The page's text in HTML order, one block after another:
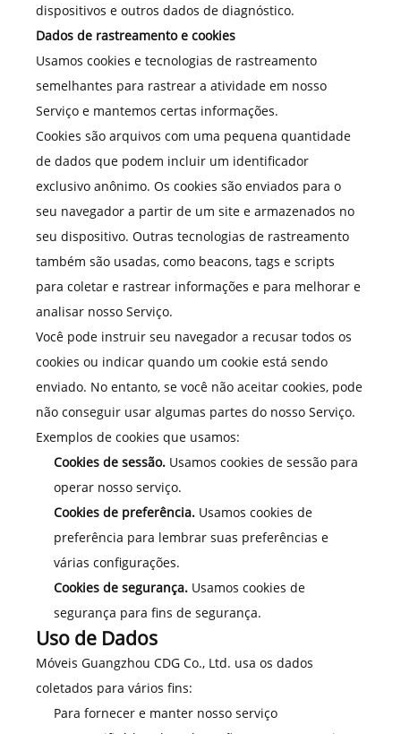
dispositivos e outros dados de diagnóstico.
Dados de rastreamento e cookies
Usamos cookies e tecnologias de rastreamento
semelhantes para rastrear a atividade em nosso
Serviço e mantemos certas informações.
Cookies são arquivos com uma pequena quantidade
de dados que podem incluir um identificador
exclusivo anônimo. Os cookies são enviados para o
seu navegador a partir de um site e armazenados no
seu dispositivo. Outras tecnologias de rastreamento
também são usadas, como beacons, tags e scripts
para coletar e rastrear informações e para melhorar e
analisar nosso Serviço.
Você pode instruir seu navegador a recusar todos os
cookies ou indicar quando um cookie está sendo
enviado. No entanto, se você não aceitar cookies, pode
não conseguir usar algumas partes do nosso Serviço.
Exemplos de cookies que usamos:
Cookies de sessão. Usamos cookies de sessão para
operar nosso serviço.
Cookies de preferência. Usamos cookies de
preferência para lembrar suas preferências e
várias configurações.
Cookies de segurança. Usamos cookies de
segurança para fins de segurança.
Uso de Dados
Móveis Guangzhou CDG Co., Ltd. usa os dados
coletados para vários fins:
Para fornecer e manter nosso serviço